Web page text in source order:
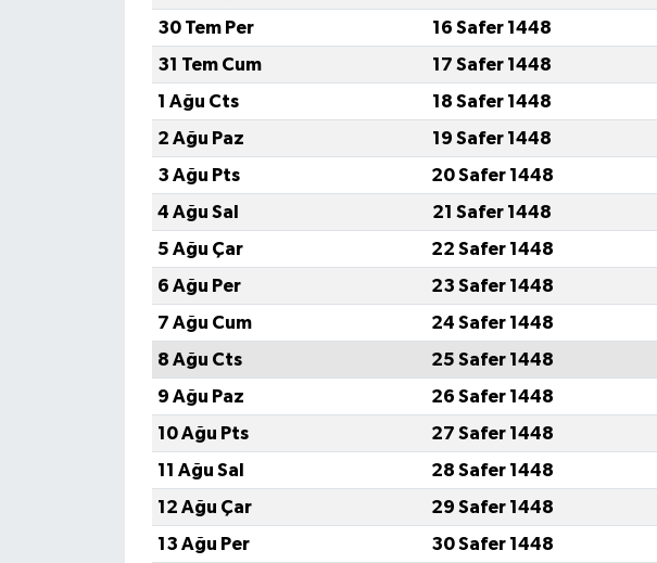
30 Tem Per
16 Safer 1448
31 Tem Cum
17 Safer 1448
1 Ağu Cts
18 Safer 1448
2 Ağu Paz
19 Safer 1448
3 Ağu Pts
20 Safer 1448
4 Ağu Sal
21 Safer 1448
5 Ağu Çar
22 Safer 1448
6 Ağu Per
23 Safer 1448
7 Ağu Cum
24 Safer 1448
8 Ağu Cts
25 Safer 1448
9 Ağu Paz
26 Safer 1448
10 Ağu Pts
27 Safer 1448
11 Ağu Sal
28 Safer 1448
12 Ağu Çar
29 Safer 1448
13 Ağu Per
30 Safer 1448